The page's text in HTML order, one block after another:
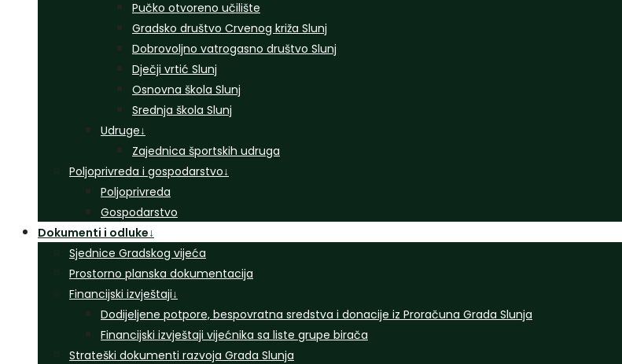
Pučko otvoreno učilište
Gradsko društvo Crvenog križa Slunj
Dobrovoljno vatrogasno društvo Slunj
Dječji vrtić Slunj
Osnovna škola Slunj
Srednja škola Slunj
Udruge↓
Zajednica športskih udruga
Poljoprivreda i gospodarstvo↓
Poljoprivreda
Gospodarstvo
Dokumenti i odluke↓
Sjednice Gradskog vijeća
Prostorno planska dokumentacija
Financijski izvještaji↓
Dodijeljene potpore, bespovratna sredstva i donacije iz Proračuna Grada Slunja
Financijski izvještaji vijećnika sa liste grupe birača
Strateški dokumenti razvoja Grada Slunja